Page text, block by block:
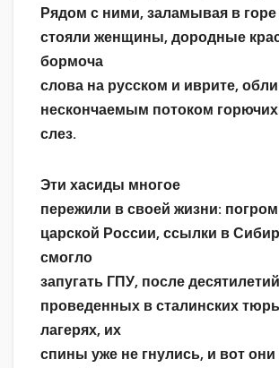
Рядом с ними, заламывая в горе
стояли женщины, дородные
бормоча
слова на русском и иврите,
нескончаемым потоком горючих
слез.
Эти хасиды многое
пережили в своей жизни:
царской России, ссылки в
смогло
запугать ГПУ, после
проведенных в сталинских
лагерях, их
спины уже не гнулись, и вот они